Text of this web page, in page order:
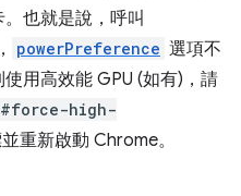
也就是說，呼叫
powerPreference 選項不
用高效能 GPU (如有)，請
high-
重新啟動 Chrome。